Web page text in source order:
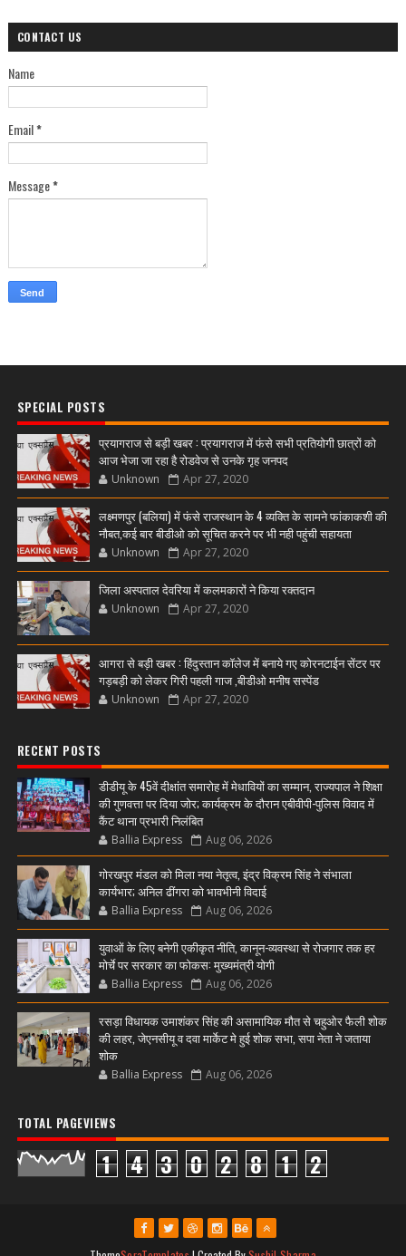
CONTACT US
Name
Email*
Message*
SPECIAL POSTS
प्रयागराज से बड़ी खबर : प्रयागराज में फंसे सभी प्रतियोगी छात्रों को
आज भेजा जा रहा है रोडवेज से उनके गृह जनपद
Unknown Apr 27, 2020
लक्ष्मणपुर (बलिया) में फंसे राजस्थान के 4 व्यक्ति के सामने फांकाकशी की
नौबत,कई बार बीडीओ को सूचित करने पर भी नही पहुंची सहायता
Unknown Apr 27, 2020
जिला अस्पताल देवरिया में कलमकारों ने किया रक्तदान
Unknown Apr 27, 2020
आगरा से बड़ी खबर : हिंदुस्तान कॉलेज में बनाये गए कोरनटाईन सेंटर पर
गड़बड़ी को लेकर गिरी पहली गाज ,बीडीओ मनीष सस्पेंड
Unknown Apr 27, 2020
RECENT POSTS
डीडीयू के 45वें दीक्षांत समारोह में मेधावियों का सम्मान, राज्यपाल ने शिक्षा
की गुणवत्ता पर दिया जोर; कार्यक्रम के दौरान एबीवीपी-पुलिस विवाद में
कैंट थाना प्रभारी निलंबित
Ballia Express Aug 06, 2026
गोरखपुर मंडल को मिला नया नेतृत्व, इंद्र विक्रम सिंह ने संभाला
कार्यभार; अनिल ढींगरा को भावभीनी विदाई
Ballia Express Aug 06, 2026
युवाओं के लिए बनेगी एकीकृत नीति, कानून-व्यवस्था से रोजगार तक हर
मोर्चे पर सरकार का फोकस: मुख्यमंत्री योगी
Ballia Express Aug 06, 2026
रसड़ा विधायक उमाशंकर सिंह की असामायिक मौत से चहुओर फैली शोक
की लहर, जेएनसीयू व दवा मार्केट मे हुई शोक सभा, सपा नेता ने जताया
शोक
Ballia Express Aug 06, 2026
TOTAL PAGEVIEWS
1 4 3 0 2 8 1 2